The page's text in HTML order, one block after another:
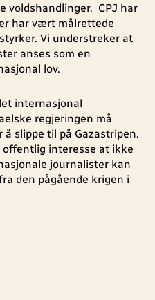
voldshandlinger. CPJ har
har vært målrettede
Vi understreker at
anses som en
lov.
internasjonal
regjeringen må
slippe til på Gazastripen.
offentlig interesse at ikke
journalister kan
den pågående krigen i